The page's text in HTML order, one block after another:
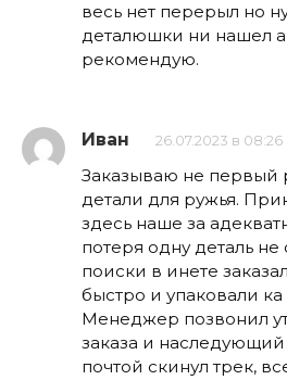
весь нет перерыл но
деталюшки ни нашел а
рекомендую.
Иван 26.07.2023 в 08:26
Заказываю не первый
детали для ружья.
здесь наше за
потеря одну деталь не
поиски в инете
быстро и упаковали ка
Менеджер позвонил
заказа и
почтой скинул трек,